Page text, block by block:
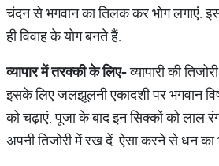
चंदन से भगवान का तिलक कर भोग लगाएं.
ही विवाह के योग बनते हैं.
व्यापार में तरक्की के लिए-व्यापारी की
इसके लिए जलझूलनी एकादशी पर भगवान
को चढ़ाएं. पूजा के बाद इन सिक्कों को लाल
अपनी तिजोरी में रख दें. ऐसा करने से धन का